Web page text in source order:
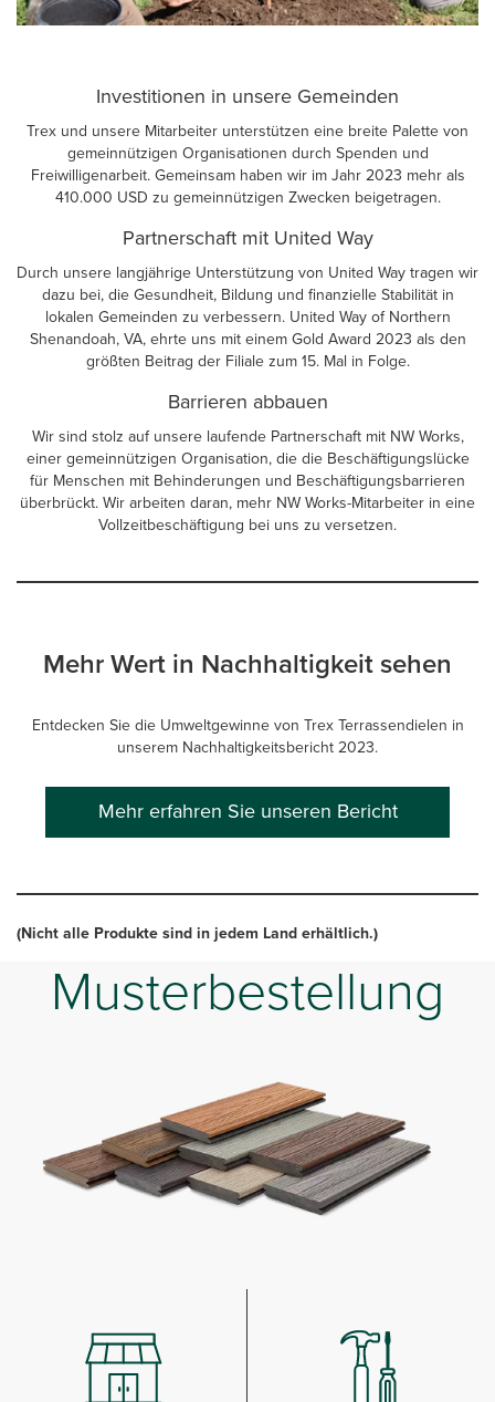
Investitionen in unsere Gemeinden
Trex und unsere Mitarbeiter unterstützen eine breite Palette von
gemeinnützigen Organisationen durch Spenden und
Freiwilligenarbeit. Gemeinsam haben wir im Jahr 2023 mehr als
410.000 USD zu gemeinnützigen Zwecken beigetragen.
Partnerschaft mit United Way
Durch unsere langjährige Unterstützung von United Way tragen wir
dazu bei, die Gesundheit, Bildung und finanzielle Stabilität in
lokalen Gemeinden zu verbessern. United Way of Northern
Shenandoah, VA, ehrte uns mit einem Gold Award 2023 als den
größten Beitrag der Filiale zum 15. Mal in Folge.
Barrieren abbauen
Wir sind stolz auf unsere laufende Partnerschaft mit NW Works,
einer gemeinnützigen Organisation, die die Beschäftigungslücke
für Menschen mit Behinderungen und Beschäftigungsbarrieren
überbrückt. Wir arbeiten daran, mehr NW Works-Mitarbeiter in eine
Vollzeitbeschäftigung bei uns zu versetzen.
Mehr Wert in Nachhaltigkeit sehen
Entdecken Sie die Umweltgewinne von Trex Terrassendielen in
unserem Nachhaltigkeitsbericht 2023.
Mehr erfahren Sie unseren Bericht
(Nicht alle Produkte sind in jedem Land erhältlich.)
Musterbestellung